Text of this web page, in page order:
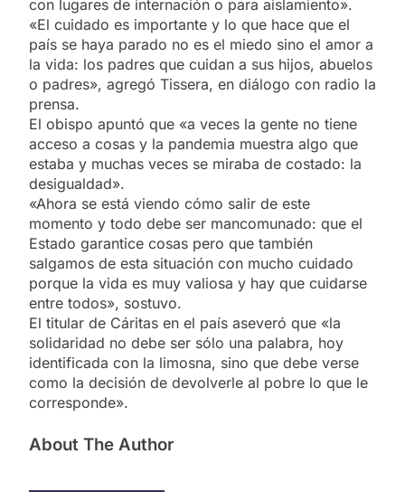
con lugares de internación o para aislamiento».
«El cuidado es importante y lo que hace que el
país se haya parado no es el miedo sino el amor a
la vida: los padres que cuidan a sus hijos, abuelos
o padres», agregó Tissera, en diálogo con radio la
prensa.
El obispo apuntó que «a veces la gente no tiene
acceso a cosas y la pandemia muestra algo que
estaba y muchas veces se miraba de costado: la
desigualdad».
«Ahora se está viendo cómo salir de este
momento y todo debe ser mancomunado: que el
Estado garantice cosas pero que también
salgamos de esta situación con mucho cuidado
porque la vida es muy valiosa y hay que cuidarse
entre todos», sostuvo.
El titular de Cáritas en el país aseveró que «la
solidaridad no debe ser sólo una palabra, hoy
identificada con la limosna, sino que debe verse
como la decisión de devolverle al pobre lo que le
corresponde».
About The Author